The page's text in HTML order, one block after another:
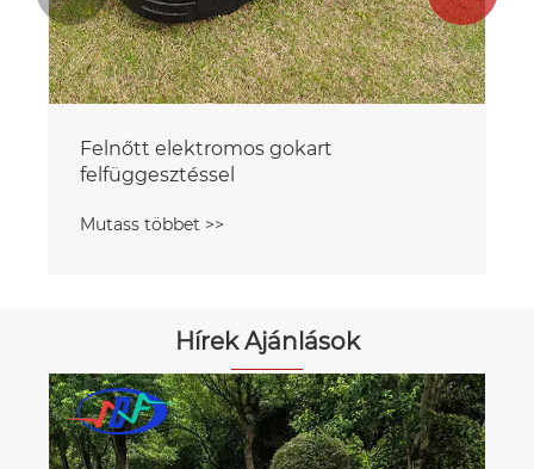
Felnőtt elektromos gokart
felfüggesztéssel
Mutass többet >>
Hírek Ajánlások